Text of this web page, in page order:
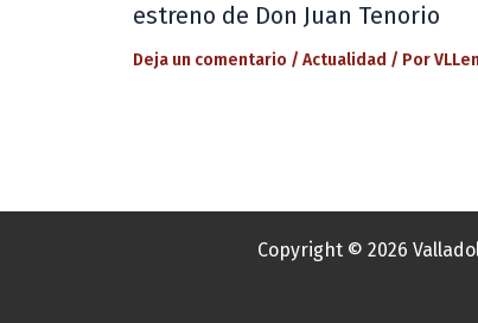
estreno de Don Juan Tenorio
Deja un comentario / Actualidad / Por
Copyright © 2026